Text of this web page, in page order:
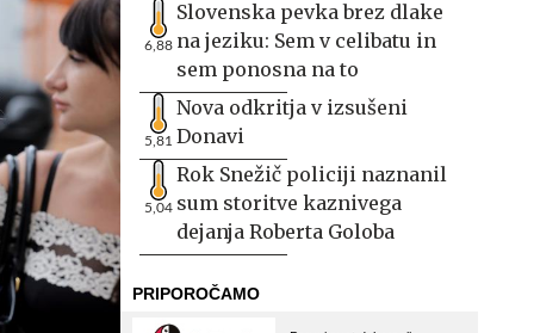
6,88
Slovenska pevka brez dlake
na jeziku: Sem v celibatu in
sem ponosna na to
5,81
Nova odkritja v izsušeni
Donavi
5,04
Rok Snežič policiji naznanil
sum storitve kaznivega
dejanja Roberta Goloba